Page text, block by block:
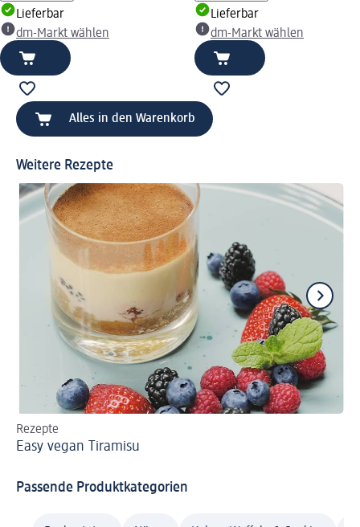
Lieferbar
dm-Markt wählen
Lieferbar
dm-Markt wählen
Alles in den Warenkorb
Weitere Rezepte
Rezepte
Easy vegan Tiramisu
Passende Produktkategorien